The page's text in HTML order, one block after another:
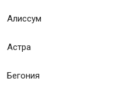
Алиссум
Астра
Бегония